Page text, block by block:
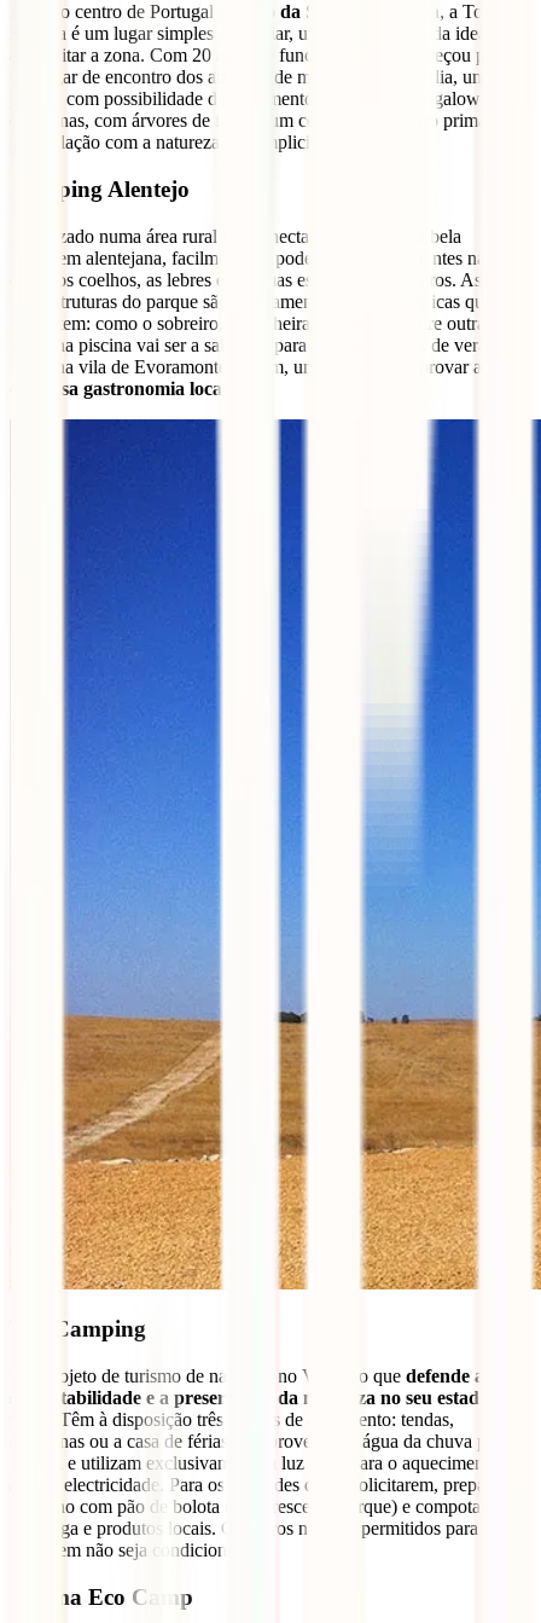
Bem no centro de Portugal e perto da Serra da Estrela, a Toca da
Raposa é um lugar simples e familiar, um ponto de partida ideal para
aproveitar a zona. Com 20 anos de funcionamento, começou por ser
um lugar de encontro dos amantes de motas é, hoje em dia, um
parque com possibilidade de alojamento em tendas, bungalows ou
caravanas, com árvores de fruto e um compostor próprio primam
pela relação com a natureza e a simplicidade das coisas.
Camping Alentejo
Localizado numa área rural de 25 hectares, rodeado da bela
paisagem alentejana, facilmente se podem avistar habitantes naturais
como os coelhos, as lebres e algumas espécies de pássaros. As
infraestruturas do parque são basicamente as árvores típicas que por
lá existem: como o sobreiro, a azinheira, as estevas, entre outras. A
pequena piscina vai ser a salvação para os dias quentes de verão e a
pequena vila de Evoramonte, a 3km, uma opção para provar a
deliciosa gastronomia local
B B Camping
Um projeto de turismo de natureza no Vimieiro que defende a
sustentabilidade e a preservação da natureza no seu estado
. Têm à disposição três formas de alojamento: tendas,
caravanas ou a casa de férias. Reaproveitam a água da chuva para a
piscina e utilizam exclusivamente a luz solar para o aquecimento da
água e electricidade. Para os hóspedes que o solicitarem, preparam o
pequeno com pão de bolota (que cresce no parque) e compotas,
manteiga e produtos locais. Os carros não são permitidos para que a
paisagem não seja condicionada.
Salema Eco Camp